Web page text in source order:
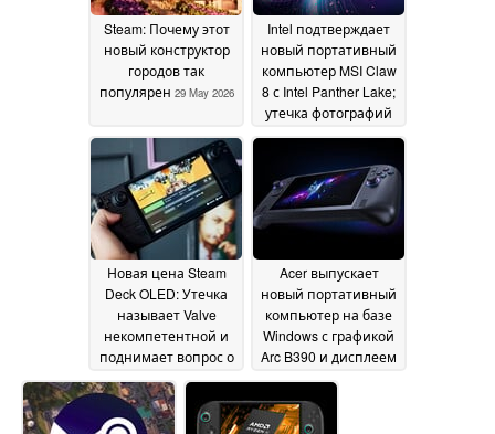
Steam: Почему этот
новый конструктор
городов так
популярен 29 May 2026
Intel подтверждает
новый портативный
компьютер MSI Claw
8 с Intel Panther Lake;
утечка фотографий
дизайн29 May 2026
Новая цена Steam
Deck OLED: Утечка
называет Valve
некомпетентной и
поднимает вопрос о
29 May 2026
Acer выпускает
новый портативный
компьютер на базе
Windows с графикой
Arc B390 и дисплеем
28 May 2026